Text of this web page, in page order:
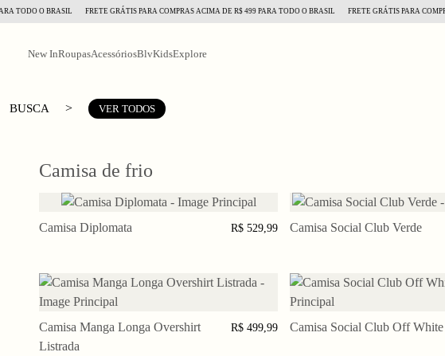
TODO O BRASIL FRETE GRÁTIS PARA COMPRAS ACIMA DE R$ 499 PARA TODO O BRASIL FRETE GRÁTIS PARA
New InRoupasAcessóriosBlvKidsExplore
BUSCA > VER TODOS
Camisa de frio
P M XGG
Camisa Diplomata R$ 529,99 P M G
Camisa Social Club Verde
P M G GG XGG
Camisa Manga Longa Overshirt
Listrada
R$ 499,99 P M G GG
Camisa Social Club Off White